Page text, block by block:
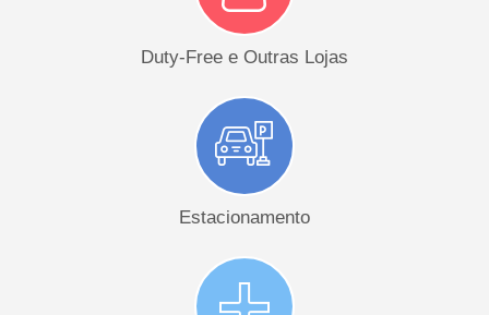
Duty-Free e Outras Lojas
Estacionamento